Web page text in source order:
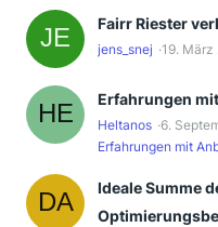
Fairr Riester
jens_snej 19.
Erfahrungen
Heltanos 6.
Erfahrungen mit
Ideale Summe